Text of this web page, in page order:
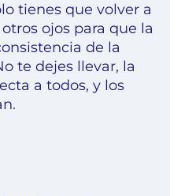
tienes que volver a
ojos para que la
de la
te dejes llevar, la
a todos, y los